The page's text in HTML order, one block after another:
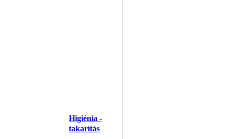
Higiénia -
takarítás